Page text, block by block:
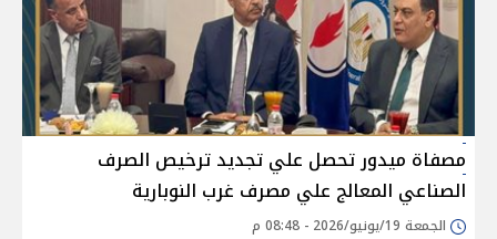
مصفاة ميدور تحصل علي تجديد ترخيص الصرف
الصناعي المعالج علي مصرف غرب النوبارية
الجمعة 19/يونيو/2026 - 08:48 م